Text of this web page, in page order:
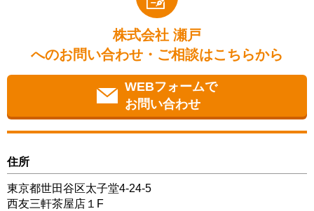
株式会社 瀬戸
へのお問い合わせ・ご相談はこちらから
WEBフォームで
お問い合わせ
住所
東京都世田谷区太子堂4-24-5
西友三軒茶屋店１F